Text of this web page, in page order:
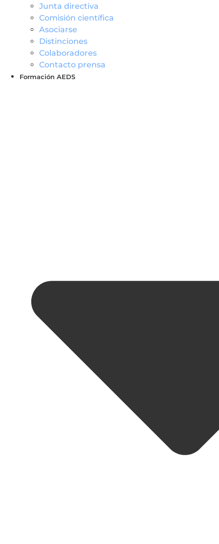
Junta directiva
Comisión científica
Asociarse
Distinciones
Colaboradores
Contacto prensa
Formación AEDS